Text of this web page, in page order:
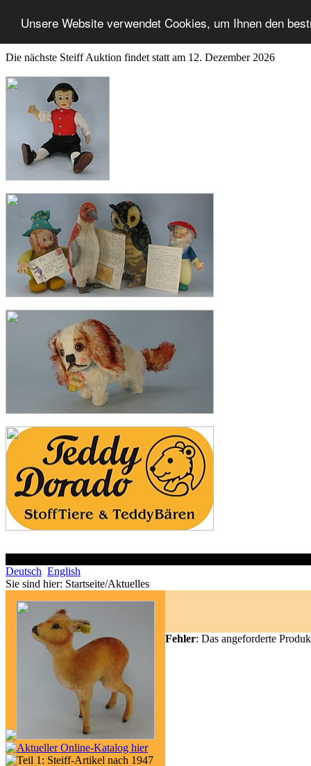
Unsere Website verwendet Cookies, um Ihnen den
Die nächste Steiff Auktion findet statt am 12. Dezember 2026
Deutsch English
Sie sind hier: Startseite/Aktuelles
Fehler: Das angeforderte